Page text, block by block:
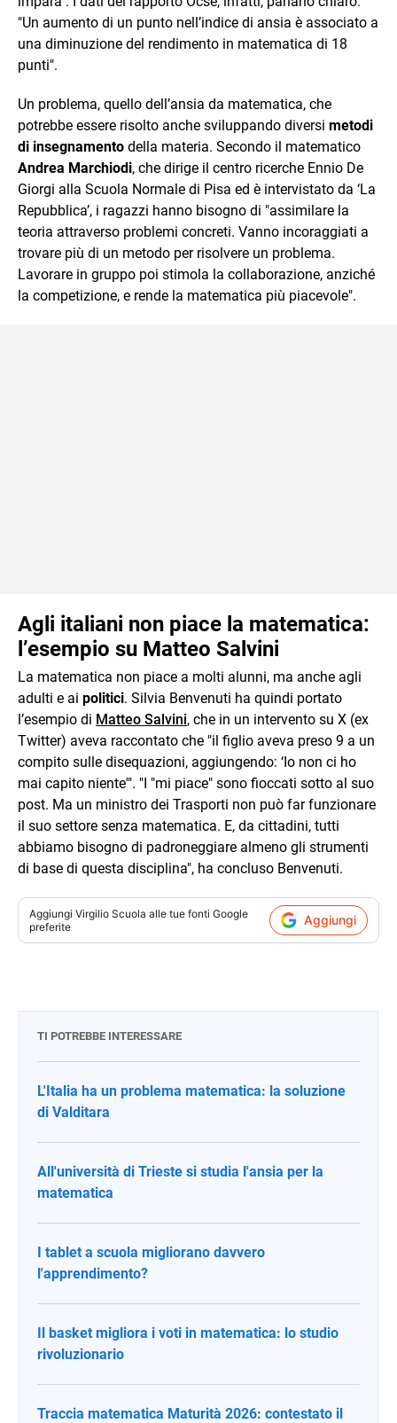
"Un aumento di un punto nell’indice di ansia è associato a
una diminuzione del rendimento in matematica di 18
punti".
Un problema, quello dell’ansia da matematica, che
potrebbe essere risolto anche sviluppando diversi metodi
di insegnamento della materia. Secondo il matematico
Andrea Marchiodi, che dirige il centro ricerche Ennio De
Giorgi alla Scuola Normale di Pisa ed è intervistato da ‘La
Repubblica’, i ragazzi hanno bisogno di "assimilare la
teoria attraverso problemi concreti. Vanno incoraggiati a
trovare più di un metodo per risolvere un problema.
Lavorare in gruppo poi stimola la collaborazione, anziché
la competizione, e rende la matematica più piacevole".
Agli italiani non piace la matematica:
l’esempio su Matteo Salvini
La matematica non piace a molti alunni, ma anche agli
adulti e ai politici. Silvia Benvenuti ha quindi portato
l’esempio di Matteo Salvini, che in un intervento su X (ex
Twitter) aveva raccontato che "il figlio aveva preso 9 a un
compito sulle disequazioni, aggiungendo: ‘Io non ci ho
mai capito niente'". "I "mi piace" sono fioccati sotto al suo
post. Ma un ministro dei Trasporti non può far funzionare
il suo settore senza matematica. E, da cittadini, tutti
abbiamo bisogno di padroneggiare almeno gli strumenti
di base di questa disciplina", ha concluso Benvenuti.
Aggiungi Virgilio Scuola alle tue fonti Google
preferite
Aggiungi
TI POTREBBE INTERESSARE
L'Italia ha un problema matematica: la soluzione
di Valditara
All'università di Trieste si studia l'ansia per la
matematica
I tablet a scuola migliorano davvero
l'apprendimento?
Il basket migliora i voti in matematica: lo studio
rivoluzionario
Traccia matematica Maturità 2026: contestato il